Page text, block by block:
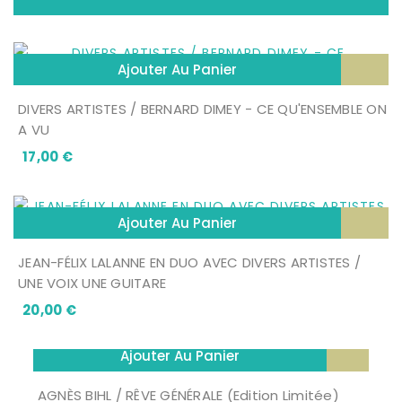
Ajouter Au Panier
DIVERS ARTISTES / BERNARD DIMEY - CE QU'ENSEMBLE ON
A VU
17,00 €Prix
Ajouter Au Panier
JEAN-FÉLIX LALANNE EN DUO AVEC DIVERS ARTISTES /
UNE VOIX UNE GUITARE
20,00 €Prix
Ajouter Au Panier
AGNÈS BIHL / RÊVE GÉNÉRALE (Edition Limitée)